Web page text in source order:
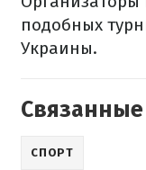
подобных
Украины.
СПОРТ